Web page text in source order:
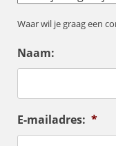
Waar wil je graag een
Naam:
E-mailadres: *